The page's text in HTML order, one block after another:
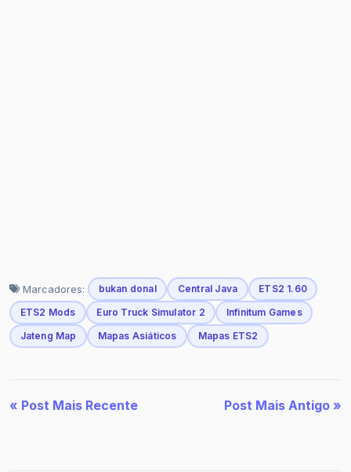
Marcadores: bukan donal Central Java
ETS2 1.60
ETS2 Mods
Euro Truck Simulator 2
Infinitum Games
Jateng Map
Mapas Asiáticos Mapas ETS2
« Post Mais Recente Post Mais Antigo »